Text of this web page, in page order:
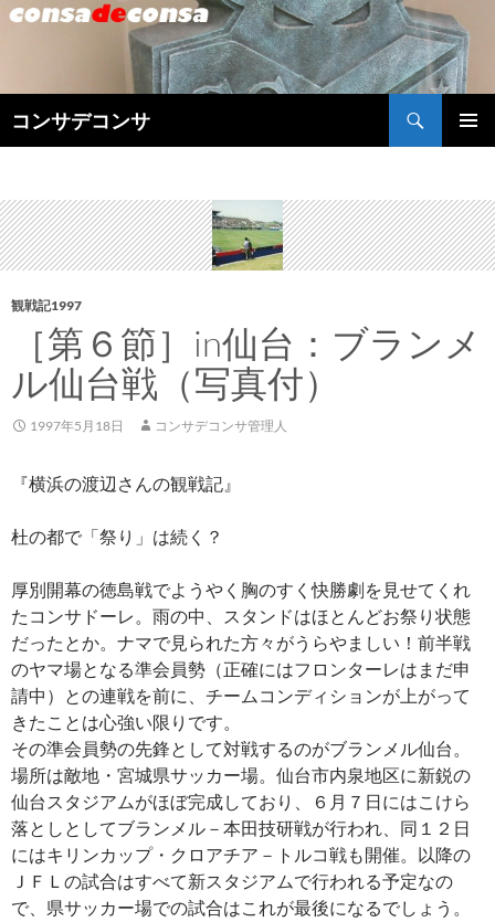
コンサデコンサ
索
ン
ツ
へ
キ
観戦記1997
［第６節］in仙台：ブランメ
ル仙台戦（写真付）
1997年5月18日 コンサデコンサ管理人
『横浜の渡辺さんの観戦記』
杜の都で「祭り」は続く？
厚別開幕の徳島戦でようやく胸のすく快勝劇を見せてくれ
たコンサドーレ。雨の中、スタンドはほとんどお祭り状態
だったとか。ナマで見られた方々がうらやましい！前半戦
のヤマ場となる準会員勢（正確にはフロンターレはまだ申
請中）との連戦を前に、チームコンディションが上がって
きたことは心強い限りです。
その準会員勢の先鋒として対戦するのがブランメル仙台。
場所は敵地・宮城県サッカー場。仙台市内泉地区に新鋭の
仙台スタジアムがほぼ完成しており、６月７日にはこけら
落としとしてブランメル－本田技研戦が行われ、同１２日
にはキリンカップ・クロアチア－トルコ戦も開催。以降の
ＪＦＬの試合はすべて新スタジアムで行われる予定なの
で、県サッカー場での試合はこれが最後になるでしょう。